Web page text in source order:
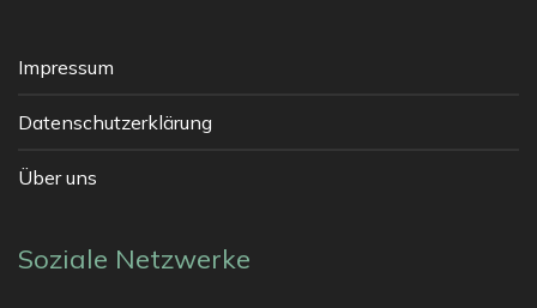
Impressum
Datenschutzerklärung
Über uns
Soziale Netzwerke